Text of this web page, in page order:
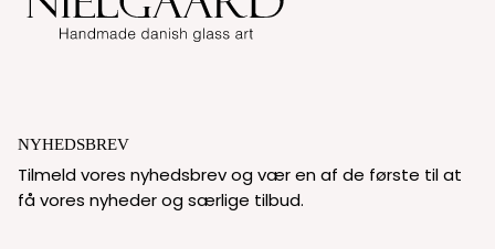
NYHEDSBREV
Tilmeld vores nyhedsbrev og vær en af de første til at
få vores nyheder og særlige tilbud.